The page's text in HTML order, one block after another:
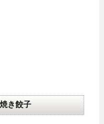
き餃子